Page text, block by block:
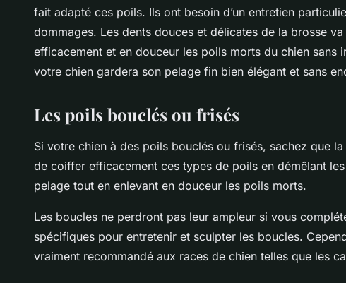
fait adapté ces poils. Ils ont besoin d’un entretien
dommages. Les dents douces et délicates de la brosse
efficacement et en douceur les poils morts du chien sans
votre chien gardera son pelage fin bien élégant et sans
Les poils bouclés ou frisés
Si votre chien à des poils bouclés ou frisés, sachez que
de coiffer efficacement ces types de poils en démêlant
pelage tout en enlevant en douceur les poils morts.
Les boucles ne perdront pas leur ampleur si vous
spécifiques pour entretenir et sculpter les boucles.
vraiment recommandé aux races de chien telles que les